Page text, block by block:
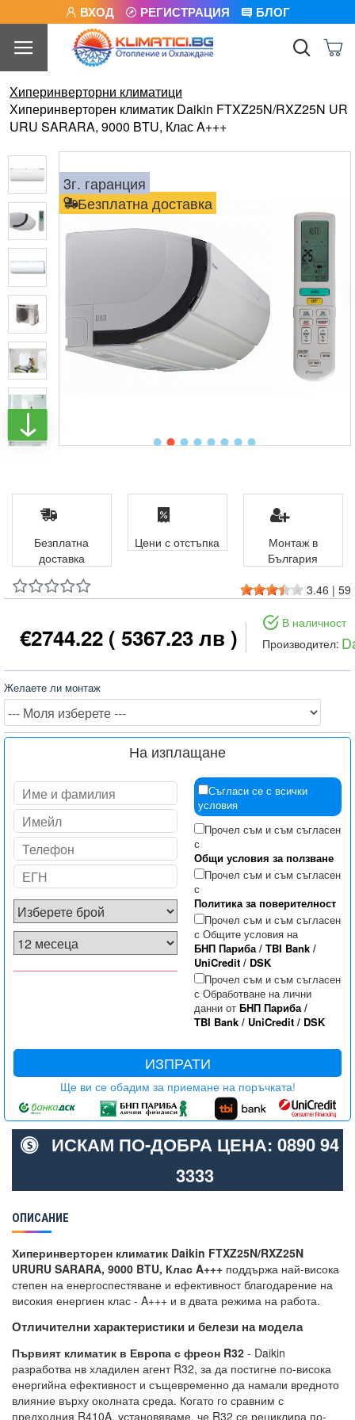
ВХОД РЕГИСТРАЦИЯ БЛОГ
Хиперинверторни климатици
Хиперинверторен климатик Daikin FTXZ25N/RXZ25N UR
URU SARARA, 9000 BTU, Клас A+++
Безплатна доставка
3г. гаранция
3.46 | 59
€2744.22 ( 5367.23 лв )
В наличност
Производител:
Желаете ли монтаж
На изплащане
Съгласи се с всички
условия
Прочел съм и съм съгласен
с
Общи условия за ползване
Прочел съм и съм съгласен
с
Политика за поверителност
Прочел съм и съм съгласен
с Общите условия на
БНП Париба/ TBI Bank/
UniCredit/ DSK
Прочел съм и съм съгласен
с Обработване на лични
данни от БНП Париба/
TBI Bank/ UniCredit/ DSK
ИЗПРАТИ
Ще ви се обадим за приемане на поръчката!
Безплатна
доставка
Цени с отстъпка
Монтаж в
България
ИСКАМ ПО-ДОБРА ЦЕНА: 0890 94
3333
ОПИСАНИЕ
Хиперинверторен климатик Daikin FTXZ25N/RXZ25N
URURU SARARA, 9000 BTU, Клас A+++ поддържа най-висока
степен на енергоспестяване и ефективност благодарение на
високия енергиен клас - A+++ и в двата режима на работа.
Отличителни характеристики и белези на модела
Първият климатик в Европа с фреон R32 - Daikin
разработва нв хладилен агент R32, за да постигне по-висока
енергийна ефективност и същевременно да намали вредното
влияние върху околната среда. Когато го сравним с
предходния R410A, установяваме, че R32 се рециклира по-